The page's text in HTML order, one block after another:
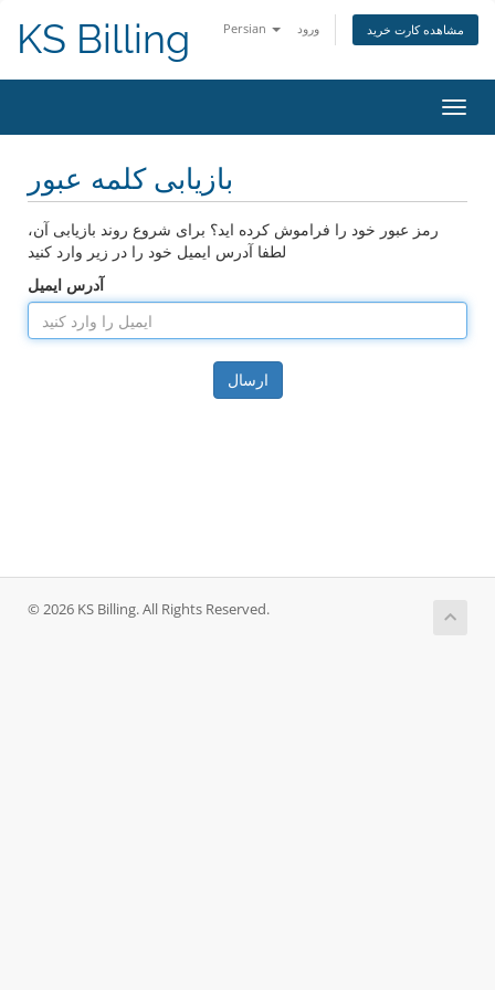
Persian ورود مشاهده کارت خرید KS Billing
تغییر
بازیابی کلمه عبور
رمز عبور خود را فراموش کرده اید؟ برای شروع روند بازیابی آن،
لطفا آدرس ایمیل خود را در زیر وارد کنید
آدرس ایمیل
ارسال
© 2026 KS Billing. All Rights Reserved.